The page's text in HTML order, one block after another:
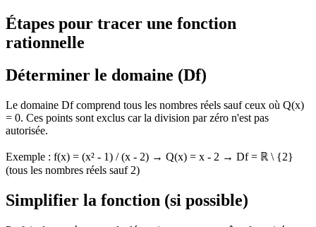
Étapes pour tracer une fonction
rationnelle
Déterminer le domaine (Df)
Le domaine Df comprend tous les nombres réels sauf ceux où Q(x)
= 0. Ces points sont exclus car la division par zéro n'est pas
autorisée.
Exemple : f(x) = (x² - 1) / (x - 2) → Q(x) = x - 2 → Df = ℝ \ {2}
(tous les nombres réels sauf 2)
Simplifier la fonction (si possible)